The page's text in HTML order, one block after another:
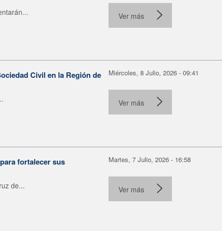
Ver más
Civil en la Región de
Miércoles, 8 Julio, 2026 - 09:41
Ver más
fortalecer sus
de...
Martes, 7 Julio, 2026 - 16:58
Ver más